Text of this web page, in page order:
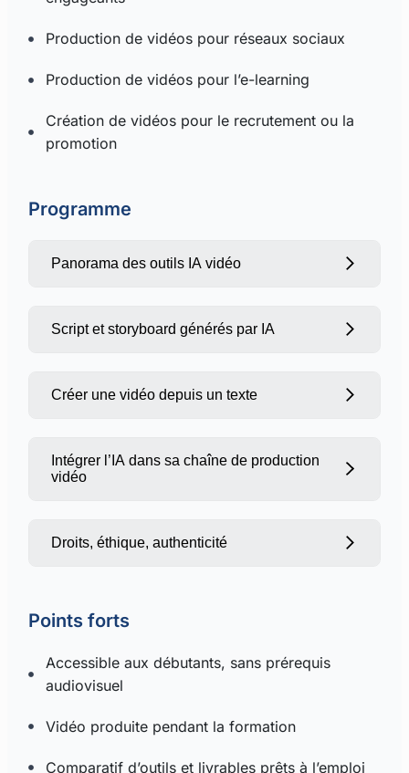
Production de vidéos pour réseaux sociaux
Production de vidéos pour l’e-learning
Création de vidéos pour le recrutement ou la
promotion
Programme
Panorama des outils IA vidéo
Synthesia
Pictory
HeyGen
Script et storyboard générés par IA
textes, slides, objectifs métier
Créer une vidéo depuis un texte
automatiques
Intégrer l’IA dans sa chaîne de production
vidéo
Droits, éthique, authenticité
musiques
RGPD
Points forts
Accessible aux débutants, sans prérequis
audiovisuel
Vidéo produite pendant la formation
Comparatif d’outils et livrables prêts à l’emploi